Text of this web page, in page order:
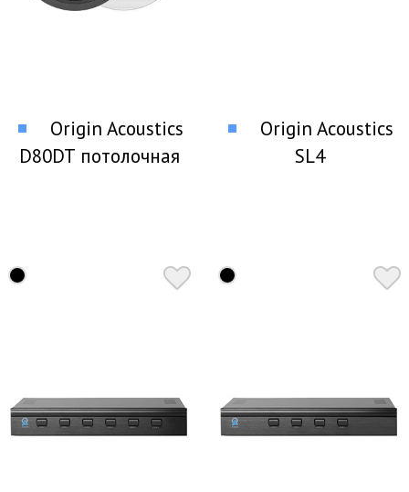
Origin Acoustics
D80DT потолочная
Origin Acoustics
SL4